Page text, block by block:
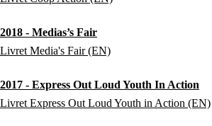
2018 - Medias’s Fair
Livret Media's Fair (EN)
2017 - Express Out Loud Youth In Action
Livret Express Out Loud Youth in Action (EN)